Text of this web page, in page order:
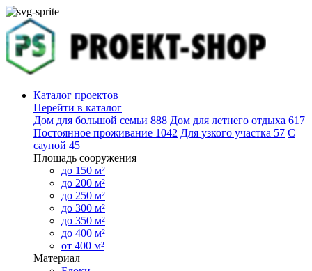
Каталог проектов
Перейти в каталог
Дом для большой семьи 888 Дом для летнего отдыха 617
Постоянное проживание 1042 Для узкого участка 57 С
сауной 45
Площадь сооружения
до 150 м²
до 200 м²
до 250 м²
до 300 м²
до 350 м²
до 400 м²
от 400 м²
Материал